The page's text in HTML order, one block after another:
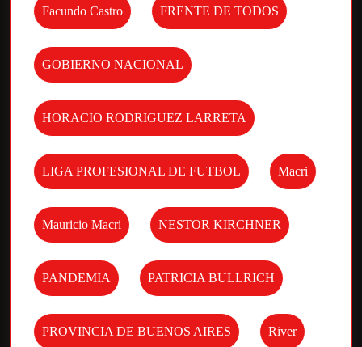
Facundo Castro FRENTE DE TODOS
GOBIERNO NACIONAL
HORACIO RODRIGUEZ LARRETA
LIGA PROFESIONAL DE FUTBOL Macri
Mauricio Macri NESTOR KIRCHNER
PANDEMIA PATRICIA BULLRICH
PROVINCIA DE BUENOS AIRES River